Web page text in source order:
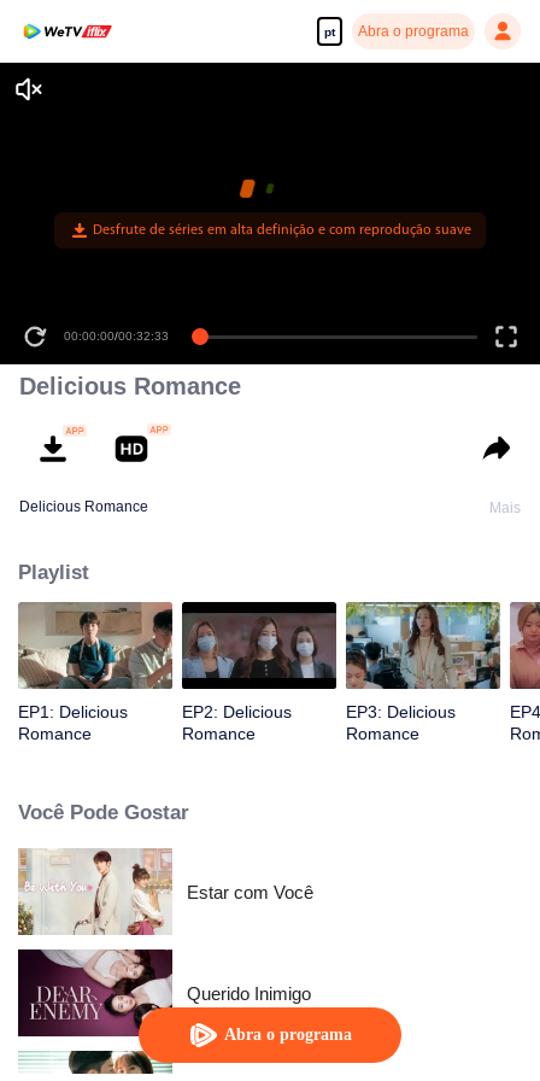
pt Abra o programa
Abra o programa
Desfrute de séries em alta definição e com reprodução suave
00:00:00/00:32:33
Delicious Romance
Delicious Romance Mais
Playlist
EP1: Delicious
Romance
EP2: Delicious
Romance
EP3: Delicious
Romance
Você Pode Gostar
Estar com Você
Querido Inimigo